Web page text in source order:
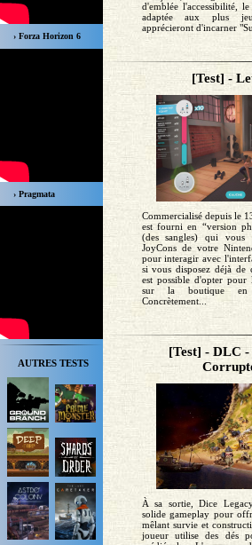
› Forza Horizon 6
› Pragmata
AUTRES TESTS
d'emblée l'accessibilité,
adaptée aux plus
apprécieront d'incarner
[Test] -
Commercialisé depuis le
est fourni en “version
(des sangles) qui vous
JoyCons de votre
pour interagir avec
si vous disposez déjà de
est possible d'opter pour
sur la boutique en
Concrètement...
[Test] - DLC
À sa sortie, Dice
solide gameplay pour
mêlant survie et
joueur utilise des dés